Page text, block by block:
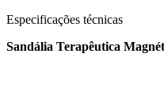
Especificações técnicas
Sandália Terapêutica